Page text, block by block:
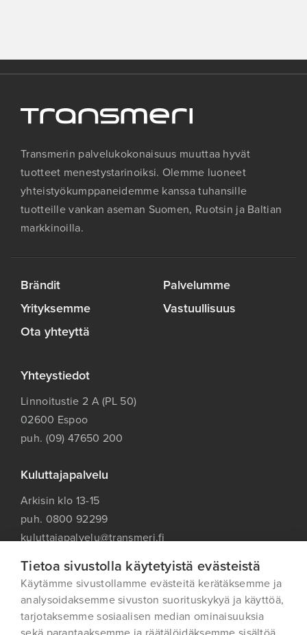
Tietoa sivustolla käytetyistä evästeistä
Käytämme sivustollamme evästeitä kerätäksemme ja
analysoidaksemme sivuston suorituskykyä ja käyttöä,
tarjotaksemme sosiaalisen median ominaisuuksia
Transmerin palvelukokonaisuus muuttaa hyvät
tuotteet menestystarinoiksi. Olemme luoneet
yhteistyökumppaneidemme kanssa tuhansille
tuotteille vankan aseman Suomen, Ruotsin ja Baltian
markkinoilla.
Brändit
Palvelumme
Yrityksemme
Vastuullisuus
Ota yhteyttä
Yhteystiedot
Linnoitustie 2 A (PL 50)
02600 Espoo
puh. (09) 47650 200
Kuluttajapalvelu
Arkisin klo 13-15
puh. 0800 92299
kuluttajapalvelu@transmeri.fi
Oiva-raportti